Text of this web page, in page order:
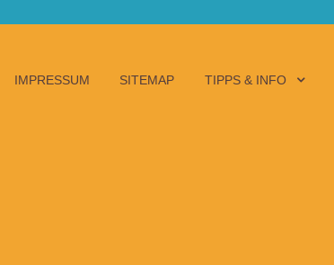
IMPRESSUM SITEMAP TIPPS & INFO